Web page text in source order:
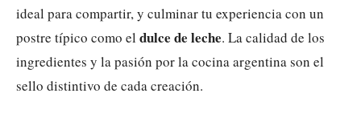
ideal para compartir, y culminar tu experiencia con un
postre típico como el dulce de leche. La calidad de los
ingredientes y la pasión por la cocina argentina son el
sello distintivo de cada creación.